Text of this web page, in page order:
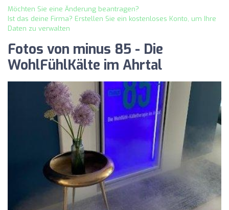
Möchten Sie eine Änderung beantragen?
Ist das deine Firma? Erstellen Sie ein kostenloses Konto, um Ihre
Daten zu verwalten
Fotos von minus 85 - Die
WohlFühlKälte im Ahrtal